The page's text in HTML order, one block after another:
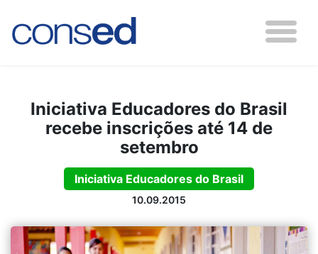
Iniciativa Educadores do Brasil
recebe inscrições até 14 de
setembro
Iniciativa Educadores do Brasil
10.09.2015